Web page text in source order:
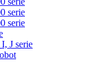
serie
serie
J serie